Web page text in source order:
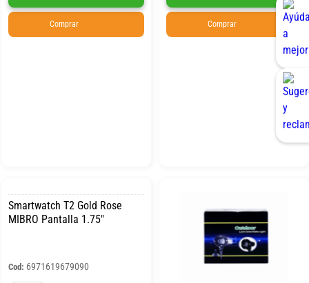
Comprar Comprar
Smartwatch T2 Gold Rose
MIBRO Pantalla 1.75″
Cod: 6971619679090